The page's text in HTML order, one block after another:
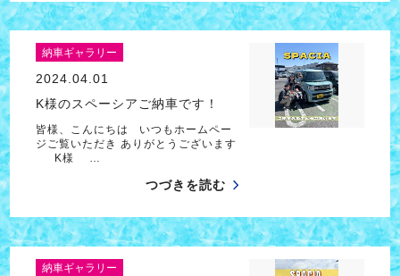
納車ギャラリー
2024.04.01
K様のスペーシアご納車です！
皆様、こんにちは いつもホームペー
ジご覧いただき ありがとうございます
K様 …
つづきを読む
納車ギャラリー